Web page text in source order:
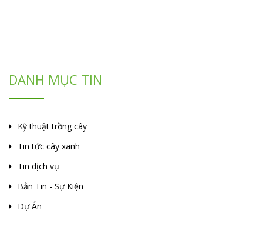
DANH MỤC TIN
Kỹ thuật trồng cây
Tin tức cây xanh
Tin dịch vụ
Bản Tin - Sự Kiện
Dự Án